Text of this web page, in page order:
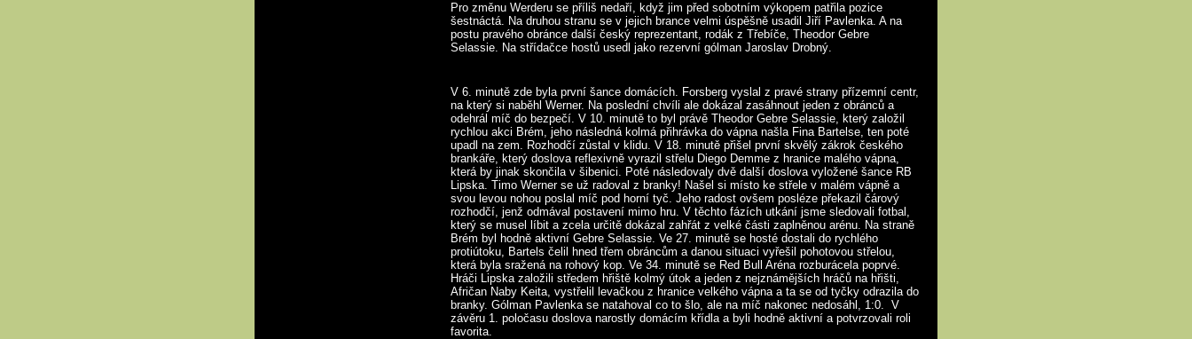
Pro změnu Werderu se příliš nedaří, když jim před sobotním výkopem patřila pozice
šestnáctá. Na druhou stranu se v jejich brance velmi úspěšně usadil Jiří Pavlenka. A na
postu pravého obránce další český reprezentant, rodák z Třebíče, Theodor Gebre
Selassie. Na střídačce hostů usedl jako rezervní gólman Jaroslav Drobný.
V 6. minutě zde byla první šance domácích. Forsberg vyslal z pravé strany přízemní centr,
na který si naběhl Werner. Na poslední chvíli ale dokázal zasáhnout jeden z obránců a
odehrál míč do bezpečí. V 10. minutě to byl právě Theodor Gebre Selassie, který založil
rychlou akci Brém, jeho následná kolmá přihrávka do vápna našla Fina Bartelse, ten poté
upadl na zem. Rozhodčí zůstal v klidu. V 18. minutě přišel první skvělý zákrok českého
brankáře, který doslova reflexivně vyrazil střelu Diego Demme z hranice malého vápna,
která by jinak skončila v šibenici. Poté následovaly dvě další doslova vyložené šance RB
Lipska. Timo Werner se už radoval z branky! Našel si místo ke střele v malém vápně a
svou levou nohou poslal míč pod horní tyč. Jeho radost ovšem posléze překazil čárový
rozhodčí, jenž odmával postavení mimo hru. V těchto fázích utkání jsme sledovali fotbal,
který se musel líbit a zcela určitě dokázal zahřát z velké části zaplněnou arénu. Na straně
Brém byl hodně aktivní Gebre Selassie. Ve 27. minutě se hosté dostali do rychlého
protiútoku, Bartels čelil hned třem obráncům a danou situaci vyřešil pohotovou střelou,
která byla sražená na rohový kop. Ve 34. minutě se Red Bull Aréna rozburácela poprvé.
Hráči Lipska založili středem hřiště kolmý útok a jeden z nejznámějších hráčů na hřišti,
Afričan Naby Keita, vystřelil levačkou z hranice velkého vápna a ta se od tyčky odrazila do
branky. Gólman Pavlenka se natahoval co to šlo, ale na míč nakonec nedosáhl, 1:0. V
závěru 1. poločasu doslova narostly domácím křídla a byli hodně aktivní a potvrzovali roli
favorita.